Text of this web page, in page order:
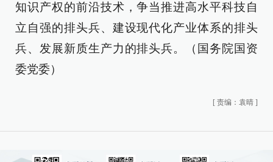
知识产权的前沿技术，争当推进高水平科技自
立自强的排头兵、建设现代化产业体系的排头
兵、发展新质生产力的排头兵。（国务院国资
委党委）
[ 责编：袁晴 ]